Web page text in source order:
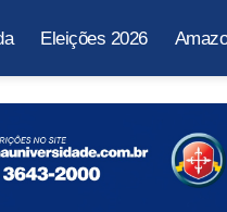
Eleições 2026